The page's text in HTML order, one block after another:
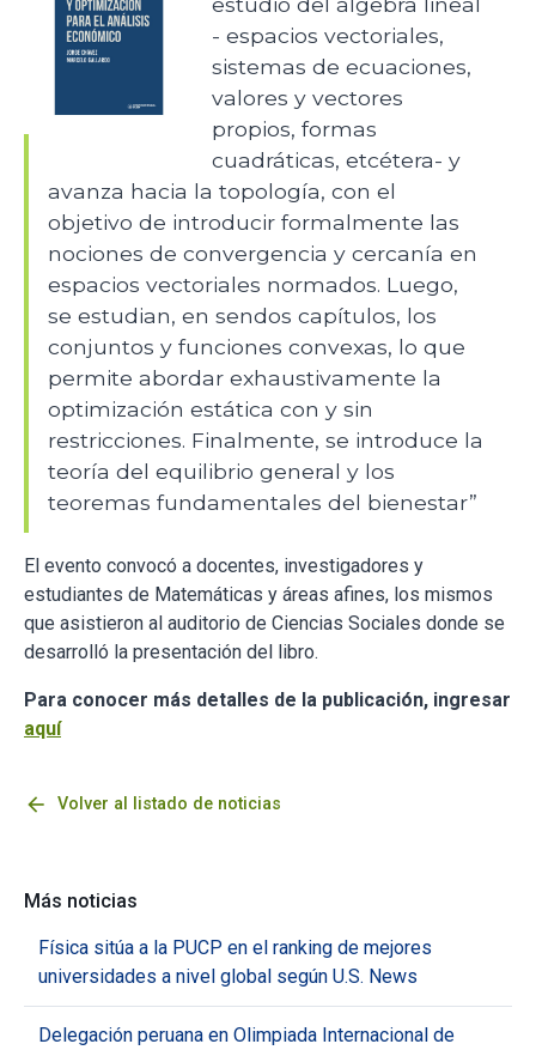
- espacios vectoriales,
sistemas de ecuaciones,
valores y vectores
propios, formas
cuadráticas, etcétera- y
avanza hacia la topología, con el
objetivo de introducir formalmente las
nociones de convergencia y cercanía en
espacios vectoriales normados. Luego,
se estudian, en sendos capítulos, los
conjuntos y funciones convexas, lo que
permite abordar exhaustivamente la
optimización estática con y sin
restricciones. Finalmente, se introduce la
teoría del equilibrio general y los
teoremas fundamentales del bienestar”
El evento convocó a docentes, investigadores y
estudiantes de Matemáticas y áreas afines, los mismos
que asistieron al auditorio de Ciencias Sociales donde se
desarrolló la presentación del libro.
Para conocer más detalles de la publicación, ingresar
aquí
arrow_back Volver al listado de noticias
Más noticias
Física sitúa a la PUCP en el ranking de mejores
universidades a nivel global según U.S. News
Delegación peruana en Olimpiada Internacional de